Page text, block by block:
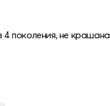
поколения, не крашана